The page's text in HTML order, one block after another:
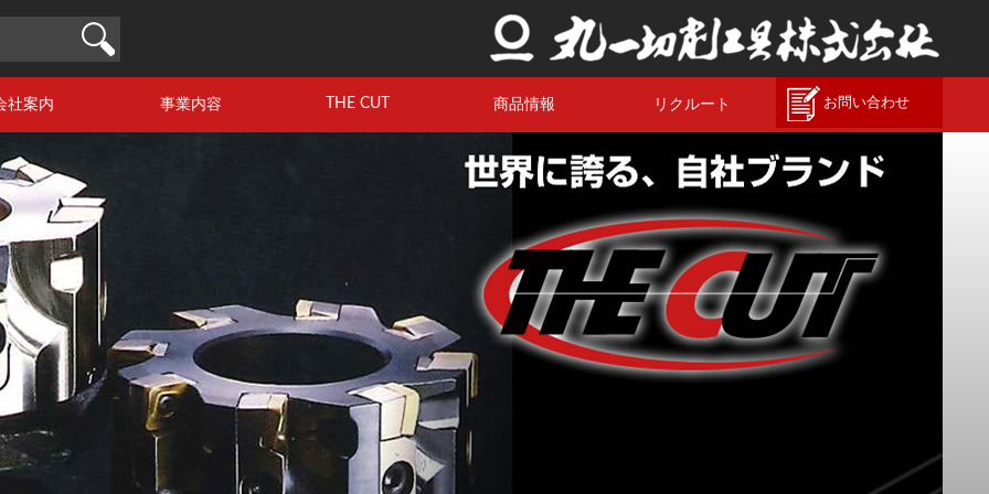
社案内 事業内容 THE CUT 商品情報 リクルート お問い合わせ